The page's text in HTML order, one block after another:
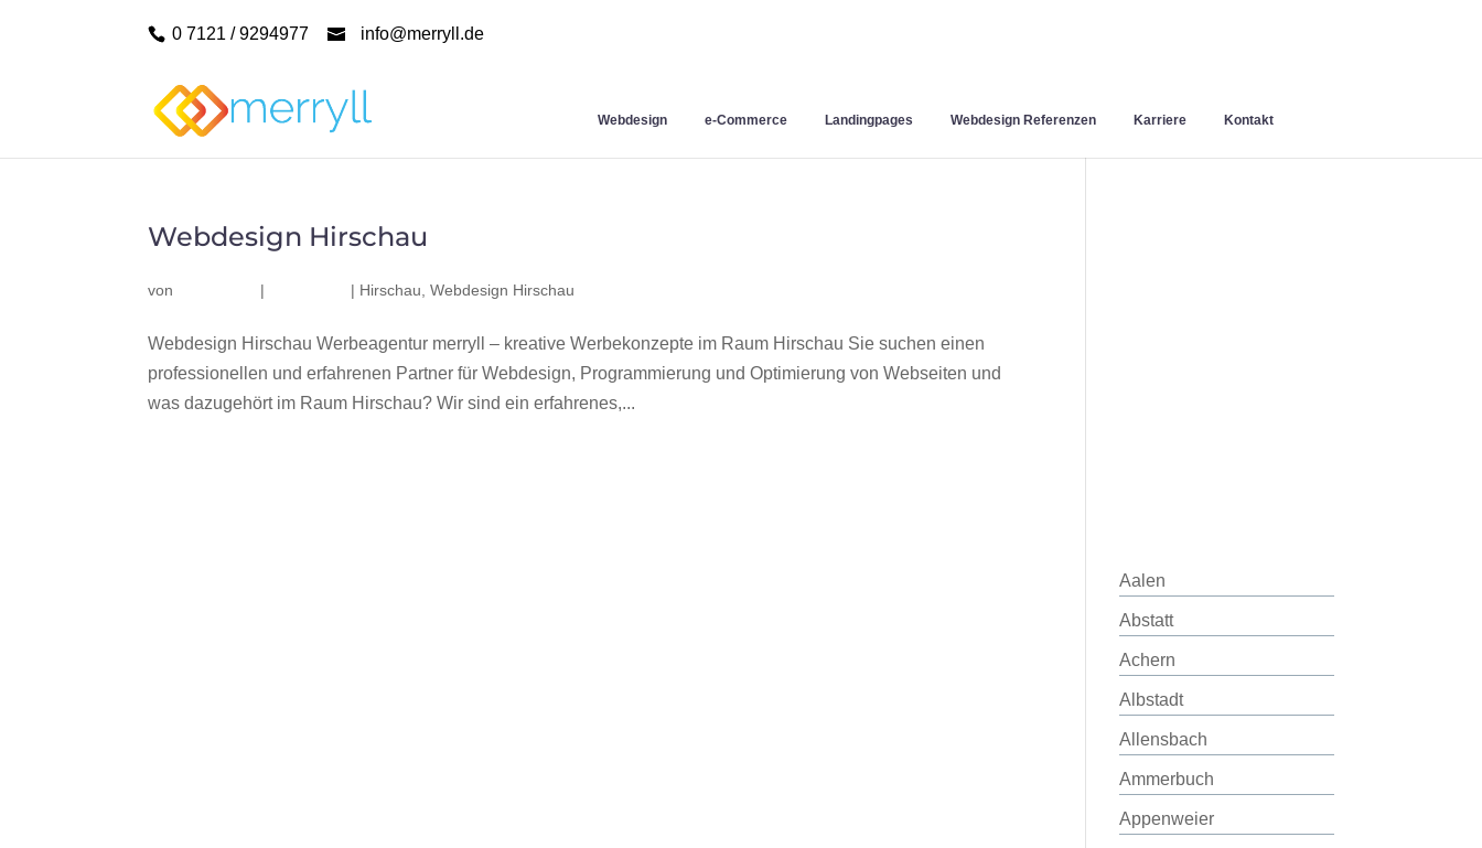
0 7121 / 9294977 info@merryll.de
Webdesign e-Commerce Landingpages Webdesign Referenzen Karriere Kontakt
Webdesign Hirschau
von | | Hirschau ,Webdesign Hirschau
Webdesign Hirschau Werbeagentur merryll – kreative Werbekonzepte im Raum Hirschau Sie suchen einen
professionellen und erfahrenen Partner für Webdesign, Programmierung und Optimierung von Webseiten und
was dazugehört im Raum Hirschau? Wir sind ein erfahrenes,...
Aalen
Abstatt
Achern
Albstadt
Allensbach
Ammerbuch
Appenweier